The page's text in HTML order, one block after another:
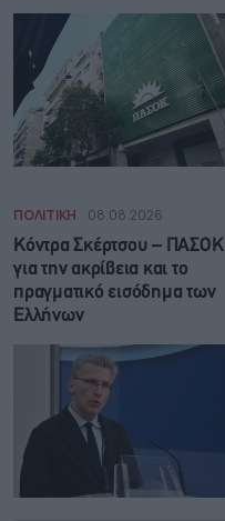
ΠΟΛΙΤΙΚΗ 08.08.2026
Κόντρα Σκέρτσου – ΠΑΣΟΚ
για την ακρίβεια και το
πραγματικό εισόδημα των
Ελλήνων